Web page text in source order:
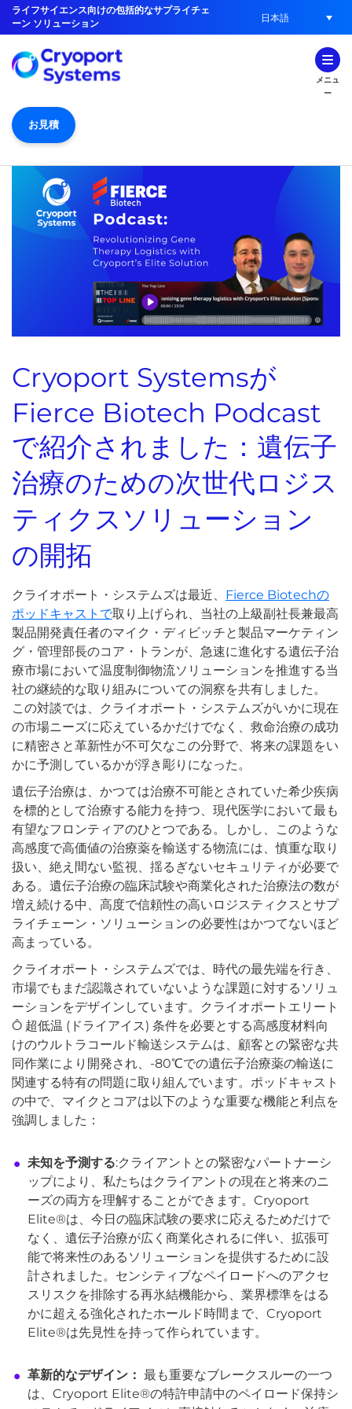
ライフサイエンス向けの包括的なサプライチェ
ーン ソリューション
日本語
メニュ
ー
お見積
Cryoport Systemsが
Fierce Biotech Podcast
で紹介されました：遺伝子
治療のための次世代ロジス
ティクスソリューション
の開拓
クライオポート・システムズは最近、 Fierce Biotechの
ポッドキャストで取り上げられ、当社の上級副社長兼最高
製品開発責任者のマイク・ディビッチと製品マーケティン
グ・管理部長のコア・トランが、急速に進化する遺伝子治
療市場において温度制御物流ソリューションを推進する当
社の継続的な取り組みについての洞察を共有しました。
この対談では、クライオポート・システムズがいかに現在
の市場ニーズに応えているかだけでなく、救命治療の成功
に精密さと革新性が不可欠なこの分野で、将来の課題をい
かに予測しているかが浮き彫りになった。
遺伝子治療は、かつては治療不可能とされていた希少疾病
を標的として治療する能力を持つ、現代医学において最も
有望なフロンティアのひとつである。しかし、このような
高感度で高価値の治療薬を輸送する物流には、慎重な取り
扱い、絶え間ない監視、揺るぎないセキュリティが必要で
ある。遺伝子治療の臨床試験や商業化された治療法の数が
増え続ける中、高度で信頼性の高いロジスティクスとサプ
ライチェーン・ソリューションの必要性はかつてないほど
高まっている。
クライオポート・システムズでは、時代の最先端を行き、
市場でもまだ認識されていないような課題に対するソリュ
ーションをデザインしています。クライオポートエリート
Ô 超低温 (ドライアイス) 条件を必要とする高感度材料向
けのウルトラコールド輸送システムは、顧客との緊密な共
同作業により開発され、-80℃での遺伝子治療薬の輸送に
関連する特有の問題に取り組んでいます。ポッドキャスト
の中で、マイクとコアは以下のような重要な機能と利点を
強調しました：
未知を予測する:クライアントとの緊密なパートナーシ
ップにより、私たちはクライアントの現在と将来のニ
ーズの両方を理解することができます。Cryoport
Elite®は、今日の臨床試験の要求に応えるためだけで
なく、遺伝子治療が広く商業化されるに伴い、拡張可
能で将来性のあるソリューションを提供するために設
計されました。センシティブなペイロードへのアクセ
スリスクを排除する再氷結機能から、業界標準をはる
かに超える強化されたホールド時間まで、Cryoport
Elite®は先見性を持って作られています。
革新的なデザイン： 最も重要なブレークスルーの一つ
は、Cryoport Elite®の特許申請中のペイロード保持シ